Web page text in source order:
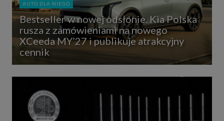
AUTO DLA NIEGO
Bestseller w nowej odsłonie. Kia Polska
rusza z zamówieniami na nowego
XCeeda MY’27 i publikuje atrakcyjny
cennik